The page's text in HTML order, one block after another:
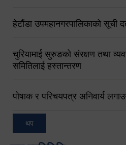
हेटौंडा उपमहानगरपालिकाको सूची
चुरियामाई सुरुङको संरक्षण तथा
समितिलाई हस्तान्तरण
पोषाक र परिचयपत्र अनिवार्य
थप